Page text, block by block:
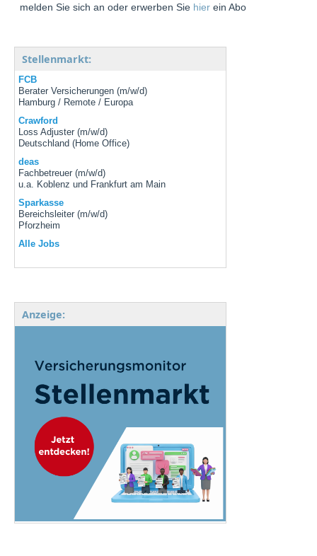
melden Sie sich an oder erwerben Sie hier ein Abo
Stellenmarkt:
FCB
Berater Versicherungen (m/w/d)
Hamburg / Remote / Europa
Crawford
Loss Adjuster (m/w/d)
Deutschland (Home Office)
deas
Fachbetreuer (m/w/d)
u.a. Koblenz und Frankfurt am Main
Sparkasse
Bereichsleiter (m/w/d)
Pforzheim
Alle Jobs
Anzeige: